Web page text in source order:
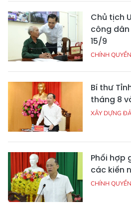
Chủ tịch
công
15/9
CHÍNH QUYỀN
Bí thư
tháng 8
XÂY DỰNG
Phối hợp
các kiến
CHÍNH QUYỀN